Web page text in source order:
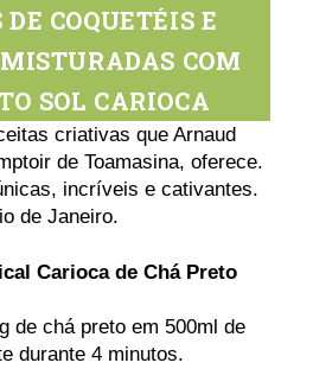
COQUETÉIS E
COM
SOL CARIOCA
criativas que Arnaud
de Toamasina, oferece.
incríveis e cativantes.
de Janeiro.
Carioca de Chá Preto
de chá preto em 500ml de
durante 4 minutos.